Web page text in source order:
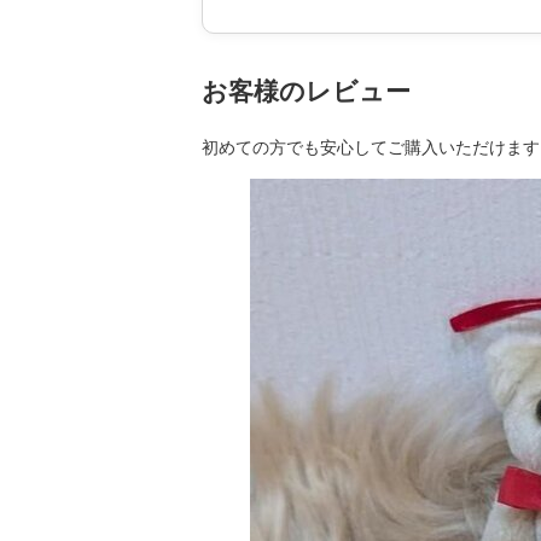
お客様のレビュー
初めての方でも安心してご購入いただけま